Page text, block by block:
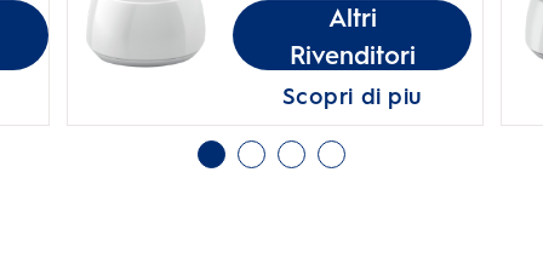
Altri
Rivenditori
Scopri di piu